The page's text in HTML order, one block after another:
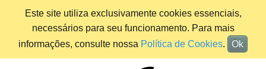
Este site utiliza exclusivamente cookies essenciais,
necessários para seu funcionamento. Para mais
informações, consulte nossa Política de Cookies. Ok